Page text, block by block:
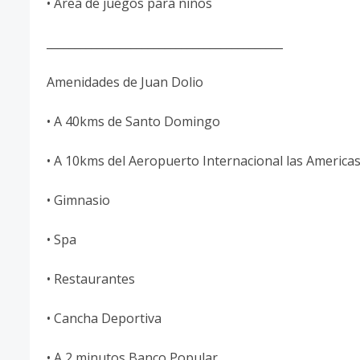
Amenidades de Juan Dolio
• A 40kms de Santo Domingo
• A 10kms del Aeropuerto Internacional las Americas
• Gimnasio
• Spa
• Restaurantes
• Cancha Deportiva